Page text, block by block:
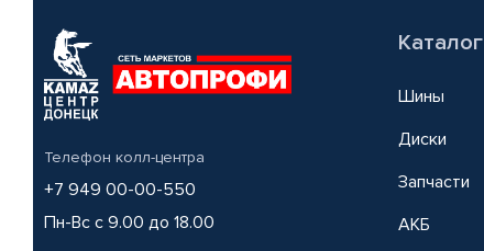
Телефон колл-центра
+7 949 00-00-550
Пн-Вс с 9.00 до 18.00
Каталог
Шины
Диски
Запчасти
АКБ